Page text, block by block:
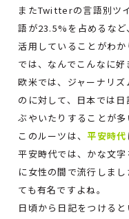
またTwitterの言語別ツ
語が23.5%を占めるな
活用していることがわか
では、なんでこんなに好
欧米では、ジャーナリ
のに対して、日本では
ぶやいたりすることが多
このルーツは、平安時代
平安時代では、かな文
に女性の間で流行しま
ても有名ですよね。
日頃から日記をつける